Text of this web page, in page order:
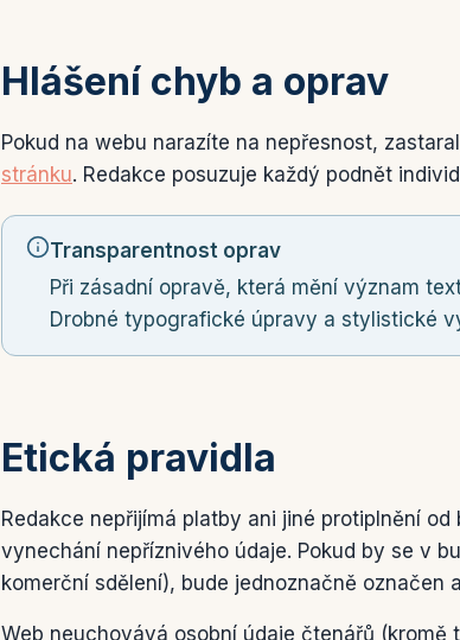
Hlášení chyb a oprav
Pokud na webu narazíte na nepřesnost,
stránku. Redakce posuzuje každý podnět
Transparentnost oprav
Při zásadní opravě, která mění význam
Drobné typografické úpravy a stylistické
Etická pravidla
Redakce nepřijímá platby ani jiné protiplnění
vynechání nepříznivého údaje. Pokud by se v
komerční sdělení), bude jednoznačně označen
Web neuchovává osobní údaje čtenářů